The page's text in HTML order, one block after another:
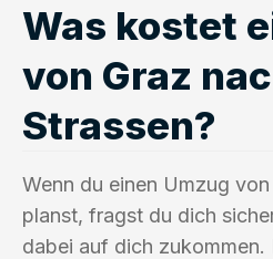
Was kostet
von Graz
Strassen?
Wenn du einen Umzug
planst, fragst du dich
dabei auf dich zukommen.